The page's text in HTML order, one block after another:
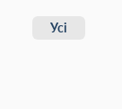
Усі